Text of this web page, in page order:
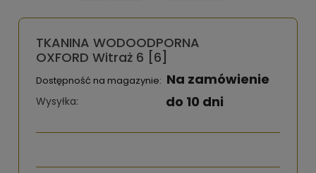
TKANINA WODOODPORNA
OXFORD Witraż 6 [6]
Dostępność na magazynie: Na zamówienie
Wysyłka: do 10 dni